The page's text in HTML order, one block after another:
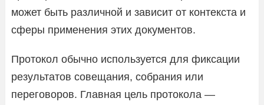
может быть различной и зависит от контекста и
сферы применения этих документов.
Протокол обычно используется для фиксации
результатов совещания, собрания или
переговоров. Главная цель протокола —